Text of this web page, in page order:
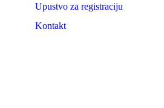
Upustvo za registraciju
Kontakt